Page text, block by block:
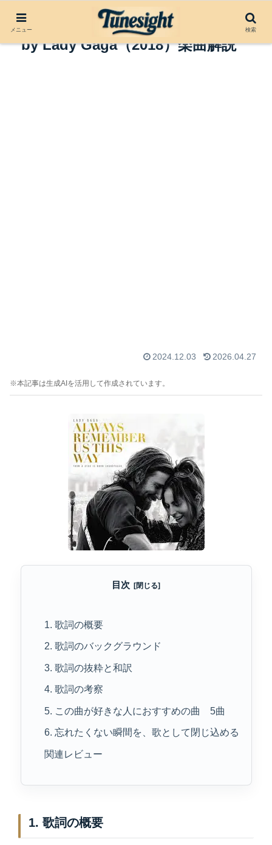
Always Remember Us This Way
by Lady Gaga（2018）楽曲解説
2024.12.03 2026.04.27
※本記事は生成AIを活用して作成されています。
目次
1. 歌詞の概要
2. 歌詞のバックグラウンド
3. 歌詞の抜粋と和訳
4. 歌詞の考察
5. この曲が好きな人におすすめの曲 5曲
6. 忘れたくない瞬間を、歌として閉じ込める
関連レビュー
1. 歌詞の概要
メニュー 検索